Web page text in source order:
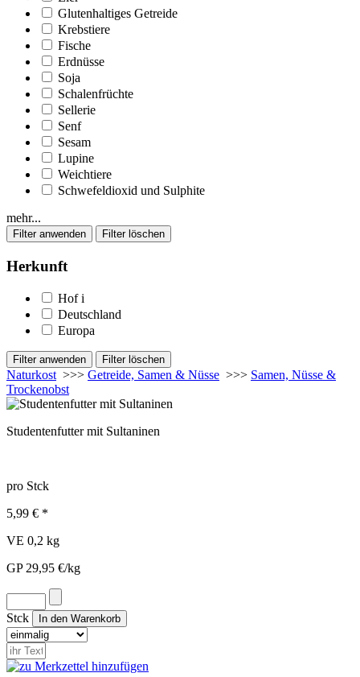
Glutenhaltiges Getreide
Krebstiere
Fische
Erdnüsse
Soja
Schalenfrüchte
Sellerie
Senf
Sesam
Lupine
Weichtiere
Schwefeldioxid und Sulphite
mehr...
Herkunft
Hof i
Deutschland
Europa
Naturkost >>> Getreide, Samen & Nüsse >>> Samen, Nüsse &
Trockenobst
Studentenfutter mit Sultaninen
pro Stck
5,99 € *
VE 0,2 kg
GP 29,95 €/kg
Stck